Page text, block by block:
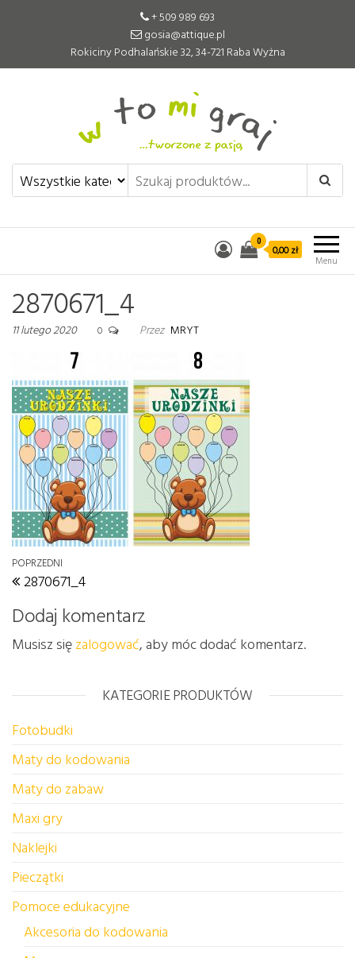
+ 509 989 693
gosia@attique.pl
Rokiciny Podhalańskie 32, 34-721 Raba Wyżna
W to mi graj
Pomoce edukacyjne tworzone z
pasją
Menu
0
0,00 zł
2870671_4
11 lutego 2020 0 Przez MRYT
Nawigacja wpisu
Poprzedni wpis
POPRZEDNI
2870671_4
Dodaj komentarz
Musisz sięzalogować, aby móc dodać komentarz.
KATEGORIE PRODUKTÓW
Fotobudki
Maty do kodowania
Maty do zabaw
Maxi gry
Naklejki
Pieczątki
Pomoce edukacyjne
Akcesoria do kodowania